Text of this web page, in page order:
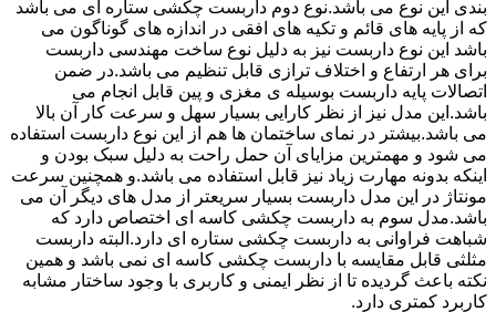
بندی این نوع می باشد.نوع دوم داربست چکشی ستاره ای می باشد
که از پایه های قائم و تکیه های افقی در اندازه های گوناگون می
باشد این نوع داربست نیز به دلیل نوع ساخت مهندسی داربست
برای هر ارتفاع و اختلاف ترازی قابل تنظیم می باشد.در ضمن
اتصالات پایه داربست بوسیله ی مغزی و پین قابل انجام می
باشد.این مدل نیز از نظر کارایی بسیار سهل و سرعت کار آن بالا
می باشد.بیشتر در نمای ساختمان ها هم از این نوع داربست استفاده
می شود و مهمترین مزایای آن حمل راحت به دلیل سبک بودن و
اینکه بدونه مهارت زیاد نیز قابل استفاده می باشد.و همچنین سرعت
مونتاژ در این مدل داربست بسیار سریعتر از مدل های دیگر آن می
باشد.مدل سوم به داربست چکشی کاسه ای اختصاص دارد که
شباهت فراوانی به داربست چکشی ستاره ای دارد.البته داربست
مثلثی قابل مقایسه با داربست چکشی کاسه ای نمی باشد و همین
نکته باعث گردیده تا از نظر ایمنی و کاربری با وجود ساختار مشابه
کاربرد کمتری دارد.